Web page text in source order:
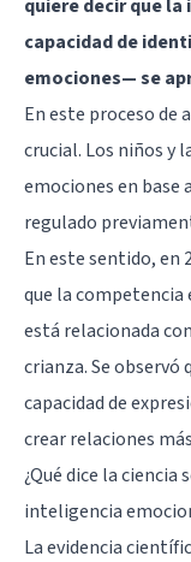
quiere decir que
capacidad de
emociones— se
En este proceso de
crucial. Los niños y
emociones en base
regulado
En este sentido, en
que la competencia
está relacionada
crianza. Se observó
capacidad de
crear relaciones
¿Qué dice la
inteligencia
La evidencia